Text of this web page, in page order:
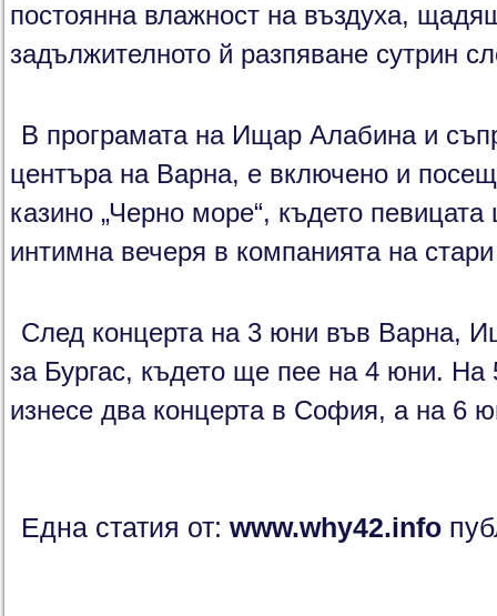
постоянна влажност на въздуха,
задължителното й разпяване сутрин
В програмата на Ищар Алабина и
центъра на Варна, е включено и
казино „Черно море“, където
интимна вечеря в компанията на
След концерта на 3 юни във Варна,
за Бургас, където ще пее на 4 юни.
изнесе два концерта в София, а на 6
Една статия от: www.why42.info